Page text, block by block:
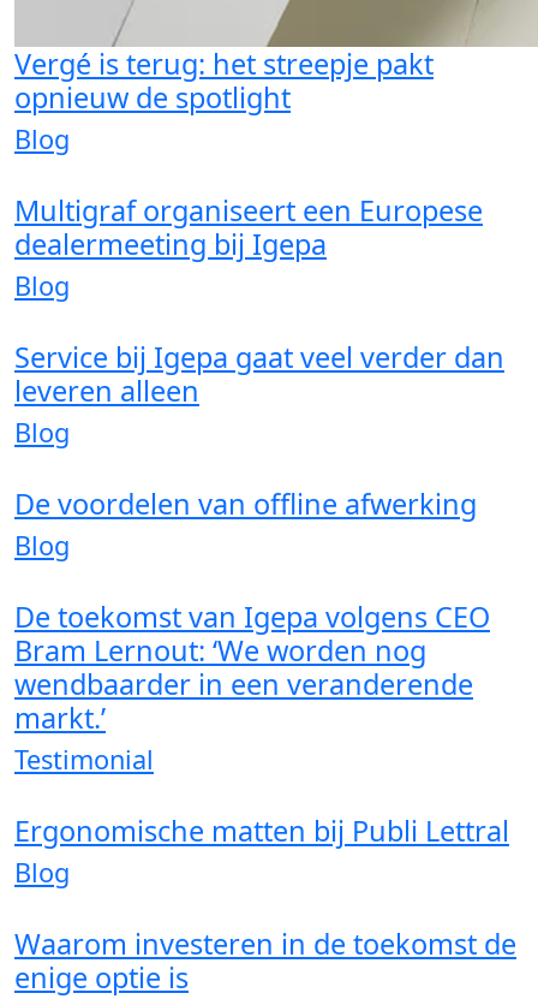
Vergé is terug: het streepje pakt
opnieuw de spotlight
Blog
Multigraf organiseert een Europese
dealermeeting bij Igepa
Blog
Service bij Igepa gaat veel verder dan
leveren alleen
Blog
De voordelen van offline afwerking
Blog
De toekomst van Igepa volgens CEO
Bram Lernout: ‘We worden nog
wendbaarder in een veranderende
markt.’
Testimonial
Ergonomische matten bij Publi Lettral
Blog
Waarom investeren in de toekomst de
enige optie is